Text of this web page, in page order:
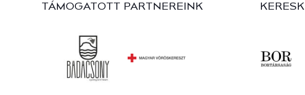
TÁMOGATOTT PARTNEREINK